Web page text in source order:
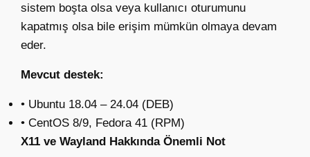
sistem boşta olsa veya kullanıcı oturumunu
kapatmış olsa bile erişim mümkün olmaya devam
eder.
Mevcut destek:
• Ubuntu 18.04 – 24.04 (DEB)
• CentOS 8/9, Fedora 41 (RPM)
X11 ve Wayland Hakkında Önemli Not